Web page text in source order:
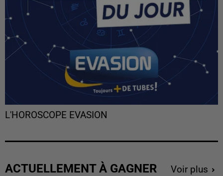
L'HOROSCOPE EVASION
ACTUELLEMENT À GAGNER Voir plus